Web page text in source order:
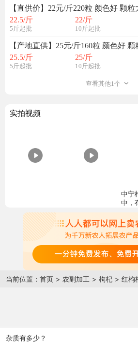
【直供价】22元/斤220粒 颜色好 颗粒
22.5/斤
5斤起批
22/斤
10斤起批
【产地直供】25元/斤160粒 颜色好 颗
25.5/斤
5斤起批
25/斤
10斤起批
查看其他1个
实拍视频
中宁
中，
板联
当前位置： 首页 > 农副加工 > 枸杞 > 红枸
都有哪些规格？
哪里的货啊，产地在哪
头茬还是几茬的？
杂质有多少？